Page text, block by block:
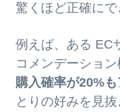
驚くほど正確にで
例えば、ある EC
コメンデーション
購入確率が20%
とりの好みを見